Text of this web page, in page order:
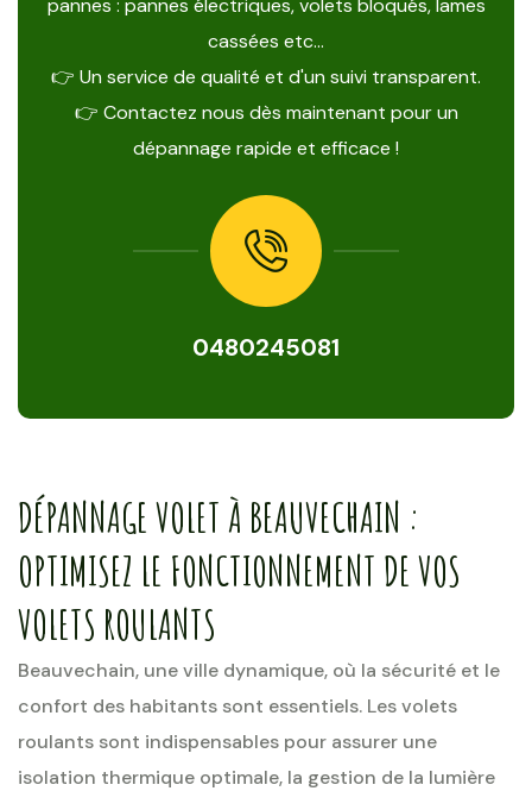
pannes : pannes électriques, volets bloqués, lames
cassées etc…
👉 Un service de qualité et d'un suivi transparent.
👉 Contactez nous dès maintenant pour un
dépannage rapide et efficace !
0480245081
DÉPANNAGE VOLET À BEAUVECHAIN :
OPTIMISEZ LE FONCTIONNEMENT DE VOS
VOLETS ROULANTS
Beauvechain, une ville dynamique, où la sécurité et le
confort des habitants sont essentiels. Les volets
roulants sont indispensables pour assurer une
isolation thermique optimale, la gestion de la lumière